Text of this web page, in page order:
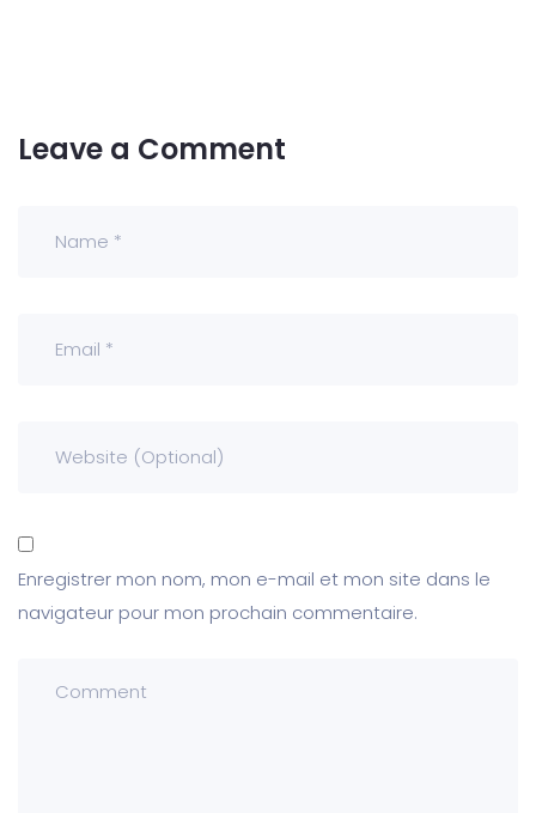
Leave a Comment
Enregistrer mon nom, mon e-mail et mon site dans le
navigateur pour mon prochain commentaire.